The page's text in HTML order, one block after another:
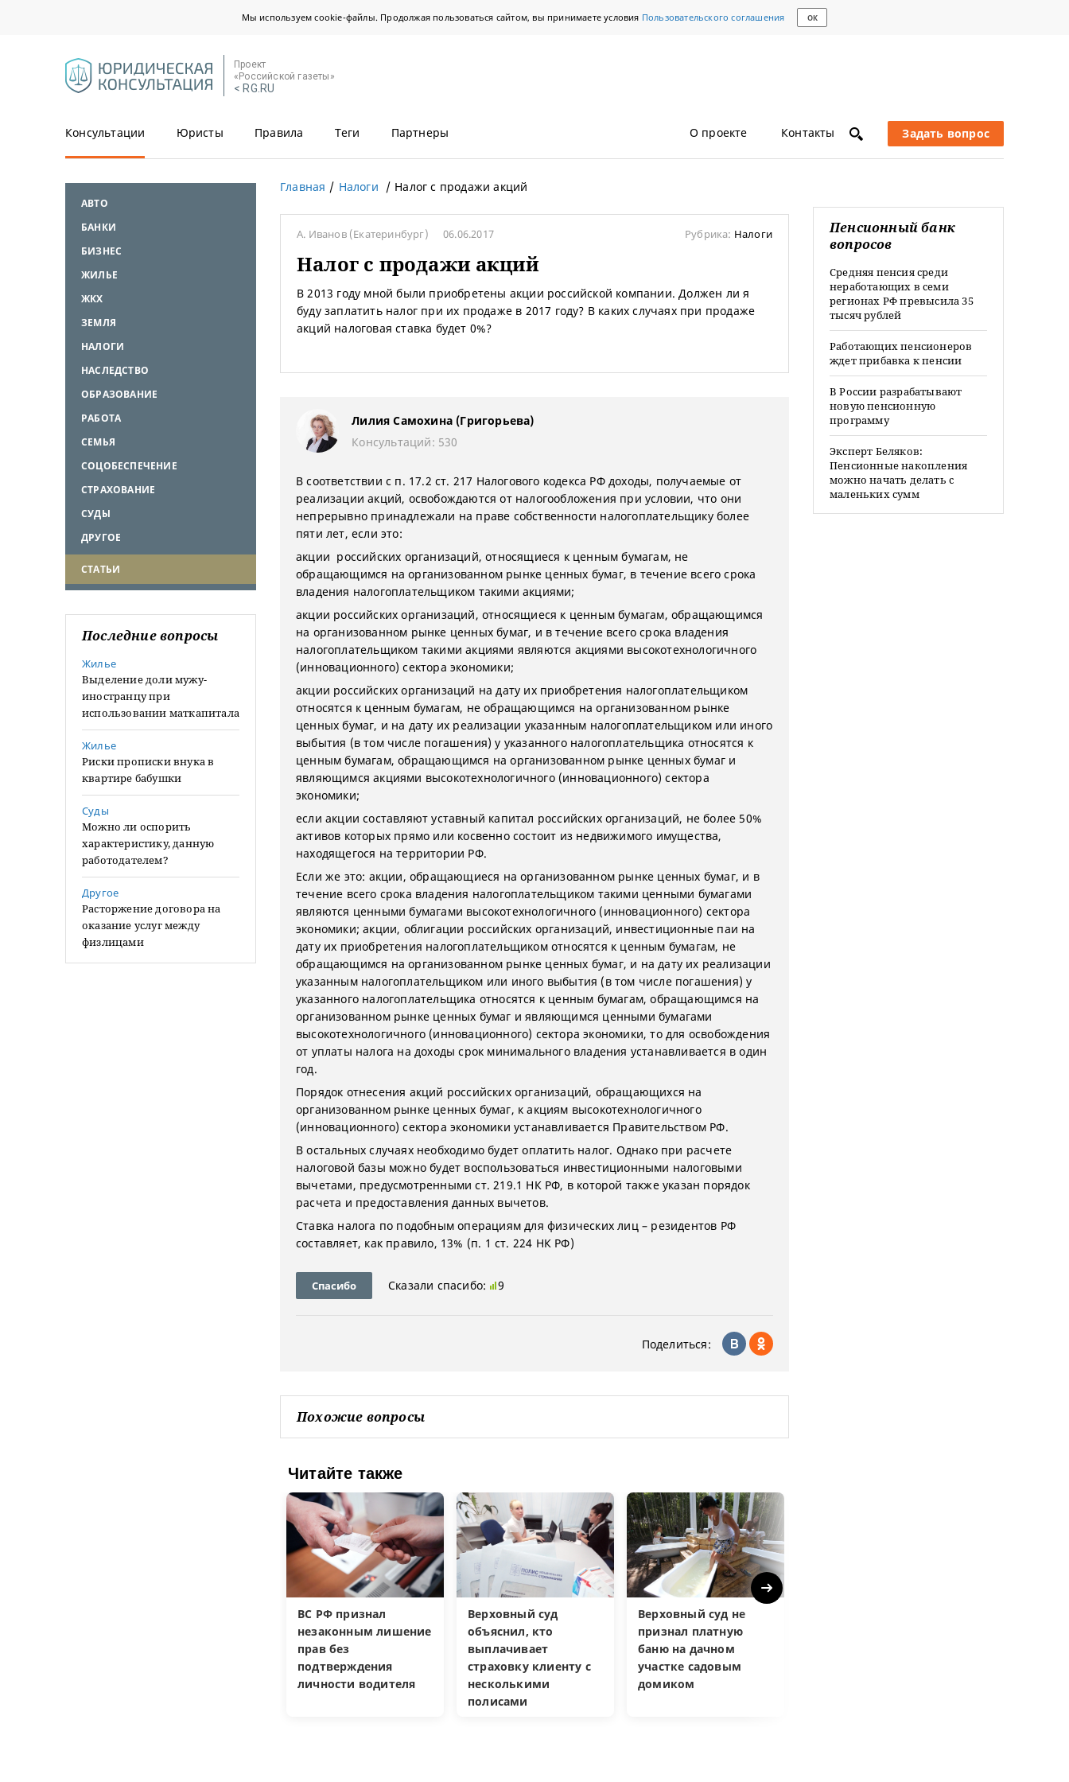
Мы используем cookie-файлы. Продолжая пользоваться сайтом, вы принимаете условия Пользовательского соглашения ОК
Проект
«Российской газеты»
< RG.RU
Консультации Юристы Правила Теги Партнеры О проекте Контакты Задать вопрос
АВТО
БАНКИ
БИЗНЕС
ЖИЛЬЕ
ЖКХ
ЗЕМЛЯ
НАЛОГИ
НАСЛЕДСТВО
ОБРАЗОВАНИЕ
РАБОТА
СЕМЬЯ
СОЦОБЕСПЕЧЕНИЕ
СТРАХОВАНИЕ
СУДЫ
ДРУГОЕ
СТАТЬИ
Последние вопросы
Жилье
Выделение доли мужу-
иностранцу при
использовании маткапитала
Жилье
Риски прописки внука в
квартире бабушки
Суды
Можно ли оспорить
характеристику, данную
работодателем?
Другое
Расторжение договора на
оказание услуг между
физлицами
Главная Налоги Налог с продажи акций
А. Иванов (Екатеринбург) 06.06.2017 Рубрика: Налоги
Налог с продажи акций
В 2013 году мной были приобретены акции российской компании. Должен ли я
буду заплатить налог при их продаже в 2017 году? В каких случаях при продаже
акций налоговая ставка будет 0%?
Лилия Самохина (Григорьева)
Консультаций: 530
В соответствии с п. 17.2 ст. 217 Налогового кодекса РФ доходы, получаемые от
реализации акций, освобождаются от налогообложения при условии, что они
непрерывно принадлежали на праве собственности налогоплательщику более
пяти лет, если это:
акции российских организаций, относящиеся к ценным бумагам, не
обращающимся на организованном рынке ценных бумаг, в течение всего срока
владения налогоплательщиком такими акциями;
акции российских организаций, относящиеся к ценным бумагам, обращающимся
на организованном рынке ценных бумаг, и в течение всего срока владения
налогоплательщиком такими акциями являются акциями высокотехнологичного
(инновационного) сектора экономики;
акции российских организаций на дату их приобретения налогоплательщиком
относятся к ценным бумагам, не обращающимся на организованном рынке
ценных бумаг, и на дату их реализации указанным налогоплательщиком или иного
выбытия (в том числе погашения) у указанного налогоплательщика относятся к
ценным бумагам, обращающимся на организованном рынке ценных бумаг и
являющимся акциями высокотехнологичного (инновационного) сектора
экономики;
если акции составляют уставный капитал российских организаций, не более 50%
активов которых прямо или косвенно состоит из недвижимого имущества,
находящегося на территории РФ.
Если же это: акции, обращающиеся на организованном рынке ценных бумаг, и в
течение всего срока владения налогоплательщиком такими ценными бумагами
являются ценными бумагами высокотехнологичного (инновационного) сектора
экономики; акции, облигации российских организаций, инвестиционные паи на
дату их приобретения налогоплательщиком относятся к ценным бумагам, не
обращающимся на организованном рынке ценных бумаг, и на дату их реализации
указанным налогоплательщиком или иного выбытия (в том числе погашения) у
указанного налогоплательщика относятся к ценным бумагам, обращающимся на
организованном рынке ценных бумаг и являющимся ценными бумагами
высокотехнологичного (инновационного) сектора экономики, то для освобождения
от уплаты налога на доходы срок минимального владения устанавливается в один
год.
Порядок отнесения акций российских организаций, обращающихся на
организованном рынке ценных бумаг, к акциям высокотехнологичного
(инновационного) сектора экономики устанавливается Правительством РФ.
В остальных случаях необходимо будет оплатить налог. Однако при расчете
налоговой базы можно будет воспользоваться инвестиционными налоговыми
вычетами, предусмотренными ст. 219.1 НК РФ, в которой также указан порядок
расчета и предоставления данных вычетов.
Ставка налога по подобным операциям для физических лиц – резидентов РФ
составляет, как правило, 13% (п. 1 ст. 224 НК РФ)
Спасибо Сказали спасибо: 9
Поделиться:
Похожие вопросы
Читайте также
ВС РФ признал
незаконным лишение
прав без
подтверждения
личности водителя
Верховный суд
объяснил, кто
выплачивает
страховку клиенту с
несколькими
полисами
Верховный суд не
признал платную
баню на дачном
участке садовым
домиком
Next
Пенсионный банк
вопросов
Средняя пенсия среди
неработающих в семи
регионах РФ превысила 35
тысяч рублей
Работающих пенсионеров
ждет прибавка к пенсии
В России разрабатывают
новую пенсионную
программу
Эксперт Беляков:
Пенсионные накопления
можно начать делать с
маленьких сумм